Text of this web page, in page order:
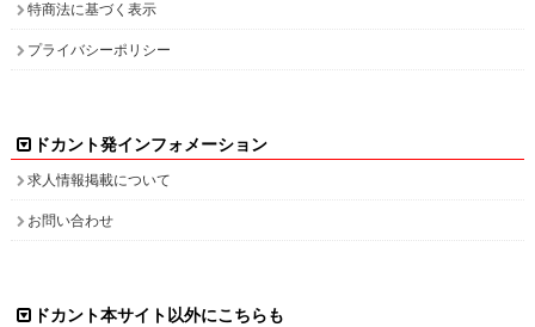
ただけます。接客が好き！という方や、コツコツ集中するのが得意！等、自分の長所にあった業
種で高収入求人を探してみませんか？
人気のPCオペレーター、PC入力の求人もたくさん掲載しています。PCを使って、各種数値化さ
面白特集ページもたっぷりご用意しておりますので、どうぞ楽しみながら求人を探してくださ
い！
高収入バイトをお探しなら、日払いや即決求人を多数掲載している高収入求人情報誌ドカントへ
どうぞお任せくださいませ！
reserved. 掲載記事、写真、イラストの無断転載を禁じます。